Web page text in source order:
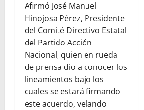
Afirmó José Manuel
Hinojosa Pérez, Presidente
del Comité Directivo Estatal
del Partido Acción
Nacional, quien en rueda
de prensa dio a conocer los
lineamientos bajo los
cuales se estará firmando
este acuerdo, velando